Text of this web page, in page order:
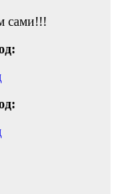
сами!!!